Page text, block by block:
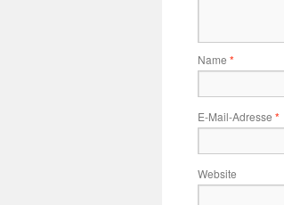
Name *
E-Mail-Adresse *
Website